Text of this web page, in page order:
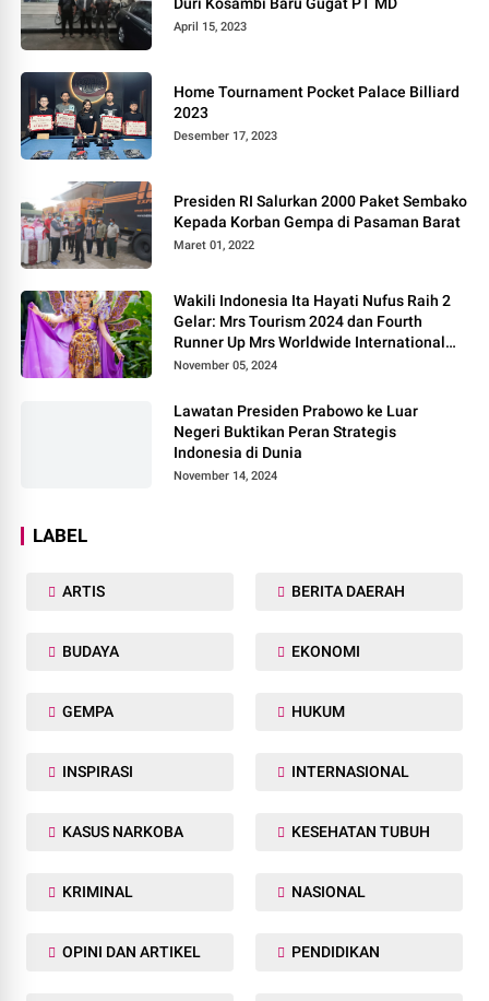
April 15, 2023
Home Tournament Pocket Palace Billiard
2023
Desember 17, 2023
Presiden RI Salurkan 2000 Paket Sembako
Kepada Korban Gempa di Pasaman Barat
Maret 01, 2022
Wakili Indonesia Ita Hayati Nufus Raih 2
Gelar: Mrs Tourism 2024 dan Fourth
Runner Up Mrs Worldwide International
2024, di Pemilihan Mrs Worldwide 2024
November 05, 2024
Lawatan Presiden Prabowo ke Luar
Negeri Buktikan Peran Strategis
Indonesia di Dunia
November 14, 2024
LABEL
ARTIS BERITA DAERAH
BUDAYA EKONOMI
GEMPA HUKUM
INSPIRASI INTERNASIONAL
KASUS NARKOBA KESEHATAN TUBUH
KRIMINAL NASIONAL
OPINI DAN ARTIKEL PENDIDIKAN